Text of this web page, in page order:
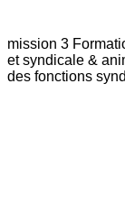
mission 3
et syndicale &
des fonctions